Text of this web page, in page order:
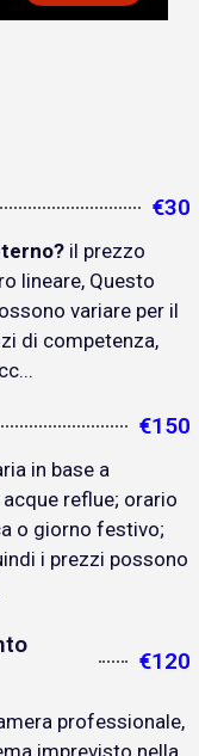
€30
il prezzo
lineare, Questo
variare per il
di competenza,
€150
in base a
reflue; orario
o giorno festivo;
i prezzi possono
€120
professionale,